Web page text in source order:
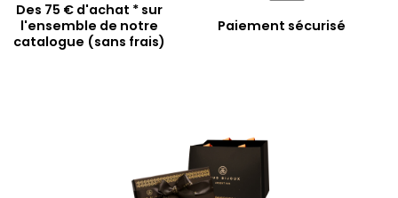
Des 75 € d'achat * sur
l'ensemble de notre
catalogue (sans frais)
Paiement sécurisé